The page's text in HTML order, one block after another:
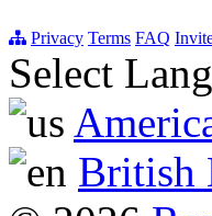
Privacy Terms FAQ
Select
British